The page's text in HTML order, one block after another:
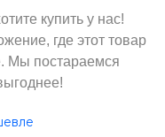
купить у нас!
где этот товар
Мы постараемся